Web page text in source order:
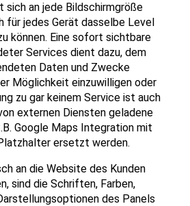
sich an jede Bildschirmgröße
für jedes Gerät dasselbe Level
können. Eine sofort sichtbare
Services dient dazu, dem
Daten und Zwecke
Möglichkeit einzuwilligen oder
zu gar keinem Service ist auch
externen Diensten geladene
Google Maps Integration mit
ersetzt werden.
an die Website des Kunden
sind die Schriften, Farben,
des Panels